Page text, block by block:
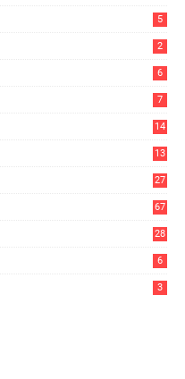
5
2
6
7
14
13
27
67
28
6
3